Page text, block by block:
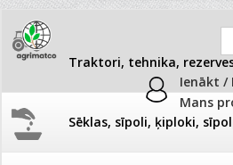
Ienākt /
Mans
Traktori, tehnika,
Sēklas, sīpoli, ķiploki,
JAUNUMI